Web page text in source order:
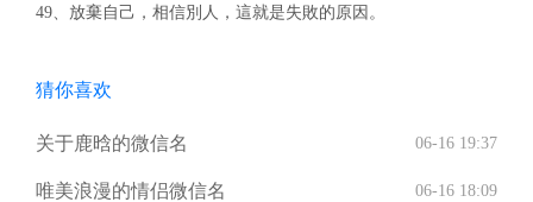
49、放棄自己，相信別人，這就是失敗的原因。
猜你喜欢
关于鹿晗的微信名 06-16 19:37
唯美浪漫的情侣微信名 06-16 18:09